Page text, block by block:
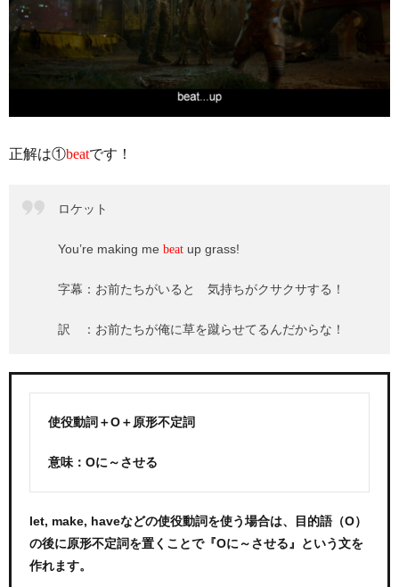
正解は①beatです！
ロケット
You’re making me beat up grass!
字幕：お前たちがいると 気持ちがクサクサする！
訳 ：お前たちが俺に草を蹴らせてるんだからな！
使役動詞＋O＋原形不定詞
意味：Oに～させる
let, make, haveなどの使役動詞を使う場合は、目的語（O）
の後に原形不定詞を置くことで『Oに～させる』という文を
作れます。